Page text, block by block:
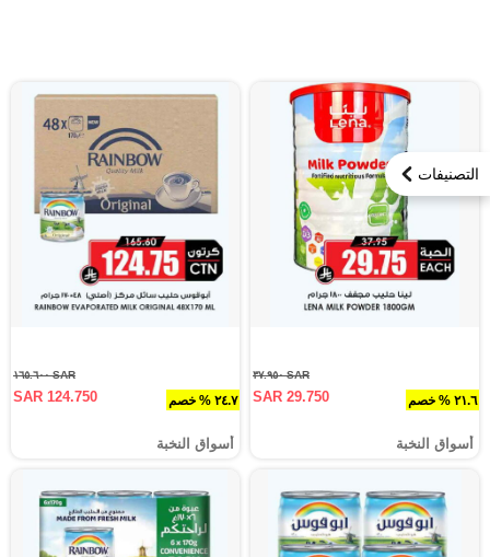
التصنيفات
٢١.٦ % خصم
SAR ٣٧.٩٥٠
SAR 29.750
أسواق النخبة
٢٤.٧ % خصم
SAR ١٦٥.٦٠٠
SAR 124.750
أسواق النخبة